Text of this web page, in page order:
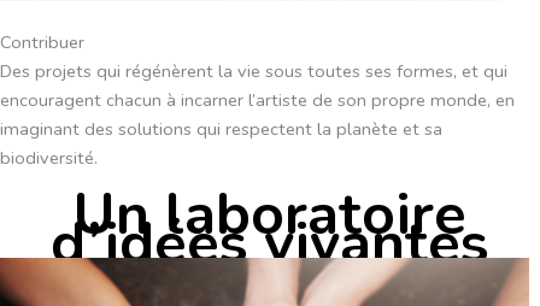
Contribuer
Des projets qui régénèrent la vie sous toutes ses formes, et qui
encouragent chacun à incarner l’artiste de son propre monde, en
imaginant des solutions qui respectent la planète et sa
biodiversité.
Un laboratoire
d’idées vivantes​